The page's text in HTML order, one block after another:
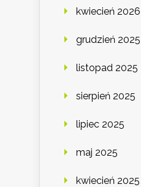
kwiecień 2026
grudzień 2025
listopad 2025
sierpień 2025
lipiec 2025
maj 2025
kwiecień 2025